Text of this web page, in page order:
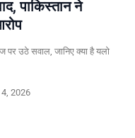
पाकिस्तान ने
पर उठे सवाल, जानिए क्या है यलो
2026